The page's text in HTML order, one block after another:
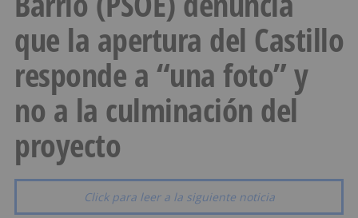
que la apertura del Castillo
responde a “una foto” y
no a la culminación del
proyecto
Click para leer a la siguiente noticia